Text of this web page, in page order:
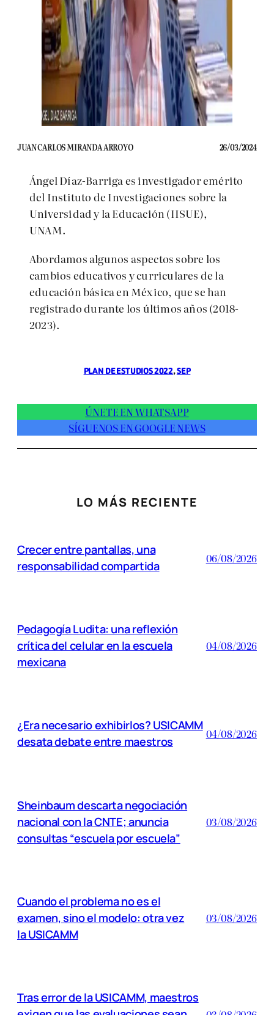
JUAN CARLOS MIRANDA ARROYO 26/03/2024
Ángel Díaz-Barriga es investigador emérito
del Instituto de Investigaciones sobre la
Universidad y la Educación (IISUE),
UNAM.
Abordamos algunos aspectos sobre los
cambios educativos y curriculares de la
educación básica en México, que se han
registrado durante los últimos años (2018-
2023).
PLAN DE ESTUDIOS 2022, SEP
ÚNETE EN WHATSAPP
SÍGUENOS EN GOOGLE NEWS
LO MÁS RECIENTE
Crecer entre pantallas, una
responsabilidad compartida
06/08/2026
Pedagogía Ludita: una reflexión
crítica del celular en la escuela
mexicana
04/08/2026
¿Era necesario exhibirlos? USICAMM
desata debate entre maestros
04/08/2026
Sheinbaum descarta negociación
nacional con la CNTE; anuncia
consultas “escuela por escuela”
03/08/2026
Cuando el problema no es el
examen, sino el modelo: otra vez
la USICAMM
03/08/2026
Tras error de la USICAMM, maestros